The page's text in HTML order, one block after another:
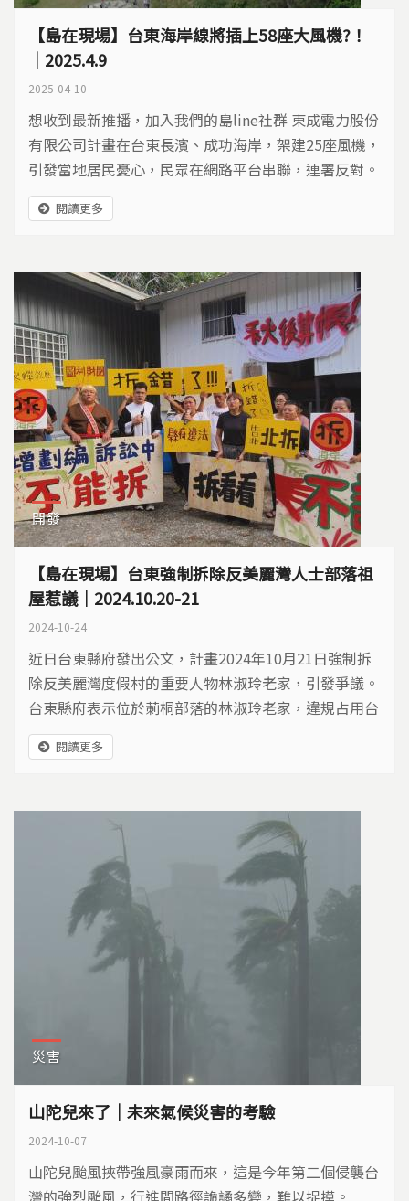
【島在現場】台東海岸線將插上58座大風機?！ ​
｜2025.4.9
2025-04-10
想收到最新推播，加入我們的島line社群 東成電力股份
有限公司計畫在台東長濱、成功海岸，架建25座風機，
引發當地居民憂心，民眾在網路平台串聯，連署反對。
東成電力股份有限公司計畫在台東長濱、成功海岸，架
建25座風機。資料來源/東成陸域風力發電計畫環境影
岸風機民意座談會」，邀請海岸沿線居民、鄉代出席，
表達地方的意見。長濱居民蕭先生表示，...
閱讀更多
開發
【島在現場】台東強制拆除反美麗灣人士部落祖
屋惹議｜2024.10.20-21
2024-10-24
近日台東縣府發出公文，計畫2024年10月21日強制拆
除反美麗灣度假村的重要人物林淑玲老家，引發爭議。
台東縣府表示位於莿桐部落的林淑玲老家，違規占用台
東縣政府土地，在住家旁加蓋建築物，2023年9月8日
縣府勒令要補行申請執照或是自行拆除。林淑玲母親林
判決林金蒂敗訴。 ​ 對此結果，林金蒂表示，房屋早在民
國80幾年就建成，去年(2023)...
閱讀更多
災害
山陀兒來了｜未來氣候災害的考驗
2024-10-07
山陀兒颱風挾帶強風豪雨而來，這是今年第二個侵襲台
灣的強烈颱風，行進間路徑詭譎多變，難以捉摸。